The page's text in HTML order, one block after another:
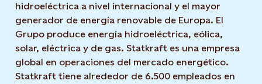
hidroeléctrica a nivel internacional y el mayor
generador de energía renovable de Europa. El
Grupo produce energía hidroeléctrica, eólica,
solar, eléctrica y de gas. Statkraft es una empresa
global en operaciones del mercado energético.
Statkraft tiene alrededor de 6.500 empleados en